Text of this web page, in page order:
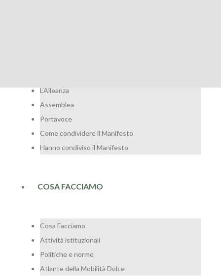
L’Alleanza
Assemblea
Portavoce
Come condividere il Manifesto
Hanno condiviso il Manifesto
COSA FACCIAMO
Cosa Facciamo
Attività istituzionali
Politiche e norme
Atlante della Mobilità Dolce